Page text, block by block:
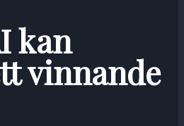
kan
vinnande